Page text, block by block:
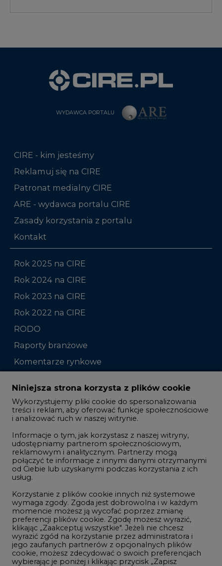
WYDAWCA PORTALU
CIRE - kim jesteśmy
Reklamuj się na CIRE
Patronat medialny CIRE
ARE - wydawca portalu CIRE
Zasady korzystania z portalu
Kontakt
Rok 2025 na CIRE
Rok 2024 na CIRE
Rok 2023 na CIRE
Rok 2022 na CIRE
RODO
Raporty branżowe
Komentarze rynkowe
Zmiany kadrowe na rynku
Studio CIRE
Rozmowy o energetyce
Gospodarka
Geopolityka
LTE450
Innowacje i AI
Telekomunikacja i IT
Handel emisjami CO2
Wodór
Górnictwo
Niniejsza strona korzysta z plików cookie
Wykorzystujemy pliki cookie do spersonalizowania
treści i reklam, aby oferować funkcje społecznościowe
i analizować ruch w naszej witrynie.
Informacje o tym, jak korzystasz z naszej witryny,
udostępniamy partnerom społecznościowym,
reklamowym i analitycznym. Partnerzy mogą
połączyć te informacje z innymi danymi otrzymanymi
od Ciebie lub uzyskanymi podczas korzystania z ich
usług.
Korzystanie z plików cookie innych niż systemowe
wymaga zgody. Zgoda jest dobrowolna i w każdym
momencie możesz ją wycofać poprzez zmianę
preferencji plików cookie. Zgodę możesz wyrazić,
klikając „Zaakceptuj wszystkie". Jeżeli nie chcesz
wyrazić zgód na korzystanie przez administratora i
jego zaufanych partnerów z opcjonalnych plików
cookie, możesz zdecydować o swoich preferencjach
wybierając je poniżej i klikając przycisk „Zapisz